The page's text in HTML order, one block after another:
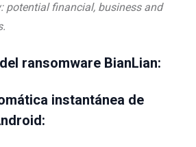
potential financial, business and
ransomware BianLian:
instantánea de